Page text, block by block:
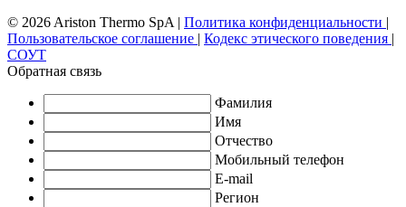
© 2026 Ariston Thermo SpA | Политика конфиденциальности |
Пользовательское соглашение | Кодекс этического поведения |
СОУТ
Обратная связь
Фамилия
Имя
Отчество
Мобильный телефон
E-mail
Регион